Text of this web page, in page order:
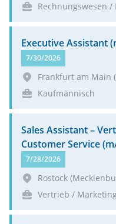
Rechnungswesen /
Executive Assistant
7/30/2026
Frankfurt am Main
Kaufmännisch
Sales Assi­stant –
Customer Service
7/28/2026
Rostock
Vertrieb /